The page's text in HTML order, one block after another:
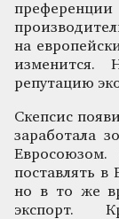
на
изменится.
репутацию
Скепсис
заработала
поставлять в
но в то же
экспорт.